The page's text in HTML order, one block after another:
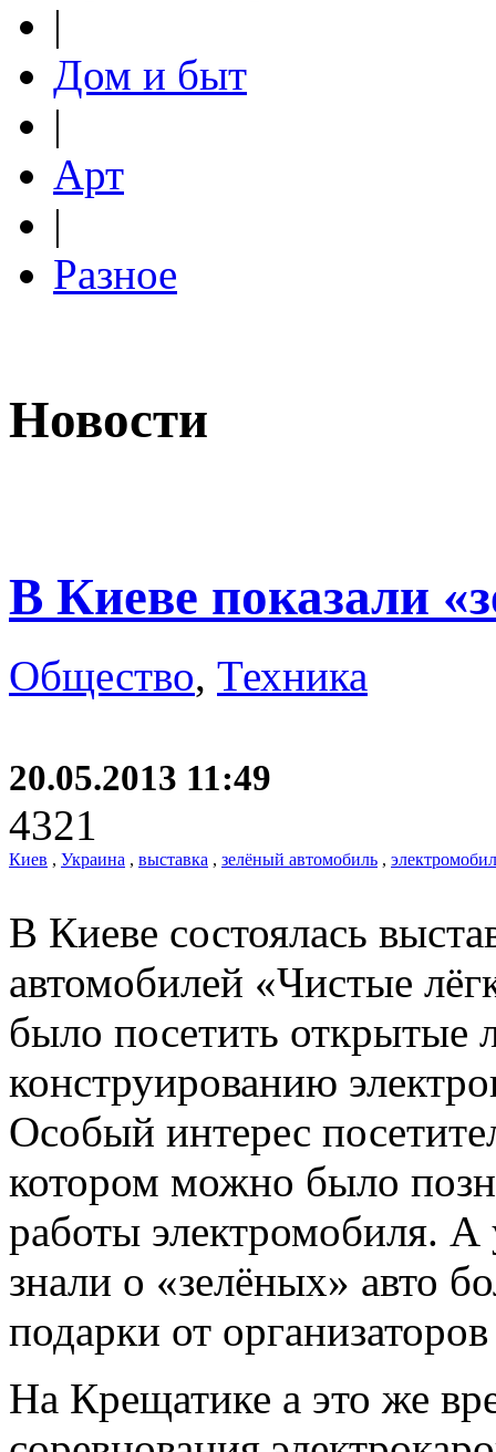
|
Дом и быт
|
Арт
|
Разное
Новости
В Киеве показали
Общество, Техника
20.05.2013 11:49
4321
Киев , Украина , выставка , зелёный автомобиль ,
В Киеве состоялась
автомобилей «Чистые
было посетить открытые
конструированию
Особый интерес
котором можно было
работы электромобиля. А
знали о «зелёных» авто
подарки от
На Крещатике а это же